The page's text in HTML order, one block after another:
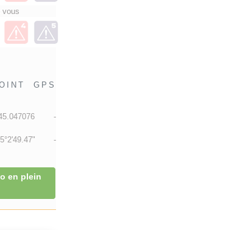
vous
GPS
-
-
en plein